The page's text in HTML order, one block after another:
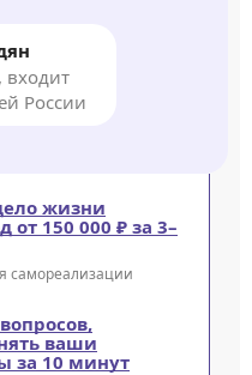
входит
России
жизни
150 000 ₽ за 3–
самореализации
ваши
за 10 минут